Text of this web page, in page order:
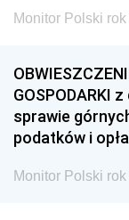
Monitor Polski rok
GOSPODARKI
sprawie
podatków i
Monitor Polski